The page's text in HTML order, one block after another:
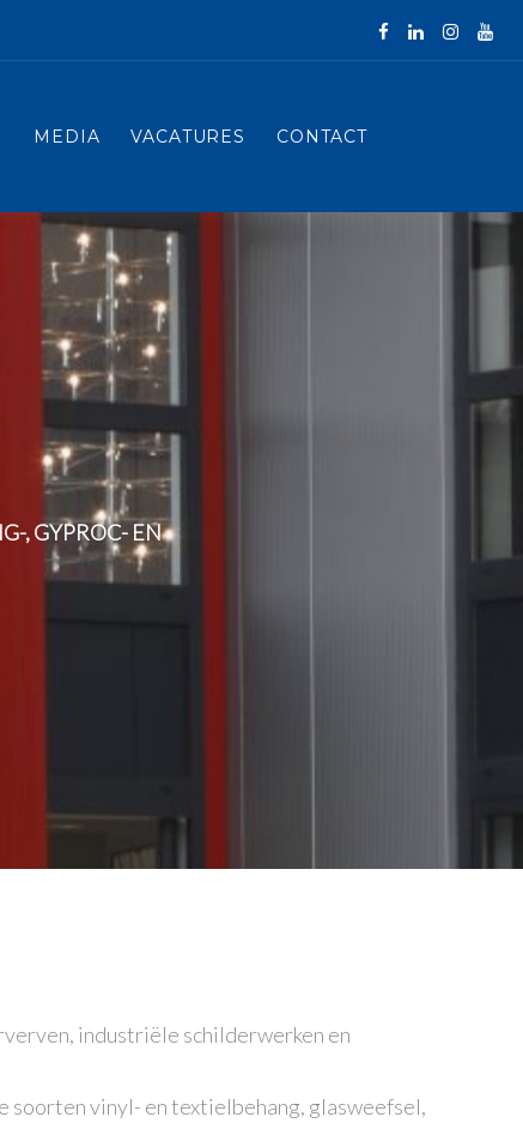
MEDIA VACATURES CONTACT
, GYPROC- EN
industriële schilderwerken en
soorten vinyl- en textielbehang, glasweefsel,